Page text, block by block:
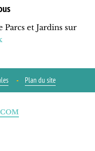
et Jardins sur
Plan du site